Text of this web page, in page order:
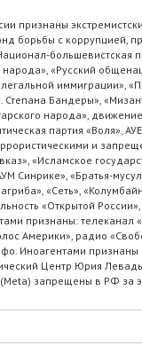
признаны
борьбы с коррупцией,
большевистская
«Русский
иммиграции»,
Степана Бандеры»,
народа»,
партия «Воля»,
и
«Исламское
Синрике», «Братья-
«Сеть»,
«Открытой
признаны: телеканал
Америки», радио
Иноагентами признаны
Центр Юрия
запрещены в РФ за